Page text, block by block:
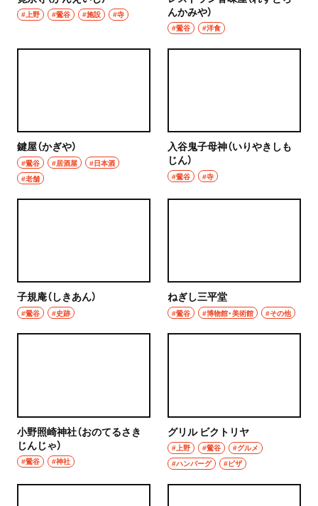
#上野 #鶯谷 #施設 #寺
んかみや）
#鶯谷 #洋食
鍵屋（かぎや）
#鶯谷 #居酒屋
#日本酒
#老舗
入谷鬼子母神（いりやきしも
じん）
#鶯谷 #寺
子規庵（しきあん）
#鶯谷 #史跡
ねぎし三平堂
#鶯谷 #博物館・美術館 #その他
小野照崎神社（おのてるさき
じんじゃ）
#鶯谷 #神社
グリル ビクトリヤ
#上野 #鶯谷
#グルメ
#ハンバーグ
#ピザ